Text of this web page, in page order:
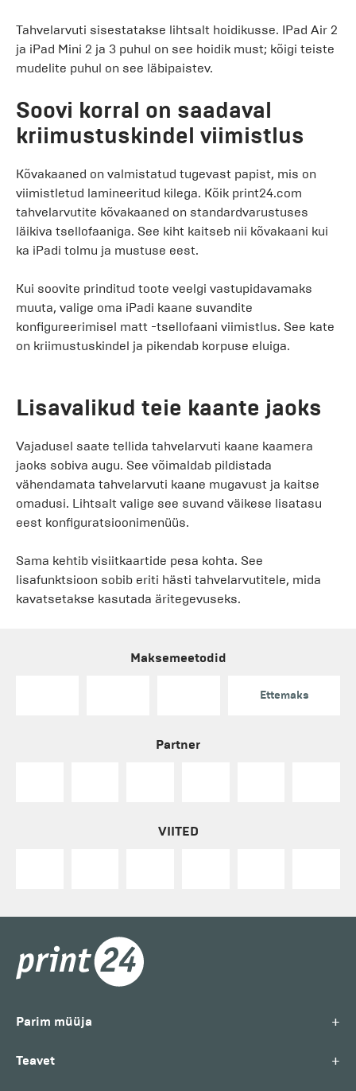
Tahvelarvuti sisestatakse lihtsalt hoidikusse. IPad Air 2
ja iPad Mini 2 ja 3 puhul on see hoidik must; kõigi teiste
mudelite puhul on see läbipaistev.
Soovi korral on saadaval
kriimustuskindel viimistlus
Kõvakaaned on valmistatud tugevast papist, mis on
viimistletud lamineeritud kilega. Kõik print24.com
tahvelarvutite kõvakaaned on standardvarustuses
läikiva tsellofaaniga. See kiht kaitseb nii kõvakaani kui
ka iPadi tolmu ja mustuse eest.
Kui soovite prinditud toote veelgi vastupidavamaks
muuta, valige oma iPadi kaane suvandite
konfigureerimisel matt -tsellofaani viimistlus. See kate
on kriimustuskindel ja pikendab korpuse eluiga.
Lisavalikud teie kaante jaoks
Vajadusel saate tellida tahvelarvuti kaane kaamera
jaoks sobiva augu. See võimaldab pildistada
vähendamata tahvelarvuti kaane mugavust ja kaitse
omadusi. Lihtsalt valige see suvand väikese lisatasu
eest konfiguratsioonimenüüs.
Sama kehtib visiitkaartide pesa kohta. See
lisafunktsioon sobib eriti hästi tahvelarvutitele, mida
kavatsetakse kasutada äritegevuseks.
Maksemeetodid
Ettemaks
Partner
VIITED
Parim müüja +
Teavet +